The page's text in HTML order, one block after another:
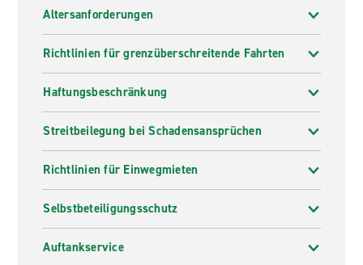
Altersanforderungen
Richtlinien für grenzüberschreitende Fahrten
Haftungsbeschränkung
Streitbeilegung bei Schadensansprüchen
Richtlinien für Einwegmieten
Selbstbeteiligungsschutz
Auftankservice